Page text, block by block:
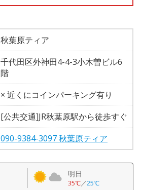
秋葉原ティア
千代田区外神田4-4-3小木曽ビル6
階
× 近くにコインパーキング有り
[公共交通]JR秋葉原駅から徒歩すぐ
090-9384-3097 秋葉原ティア
明日
35℃／25℃